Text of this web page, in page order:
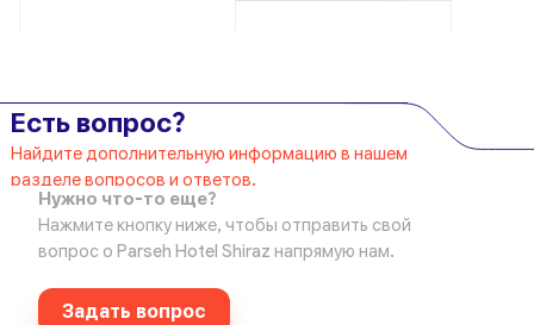
Есть вопрос?
Найдите дополнительную информацию в нашем
разделе вопросов и ответов.
Нужно что-то еще?
Нажмите кнопку ниже, чтобы отправить свой
вопрос о Parseh Hotel Shiraz напрямую нам.
Задать вопрос